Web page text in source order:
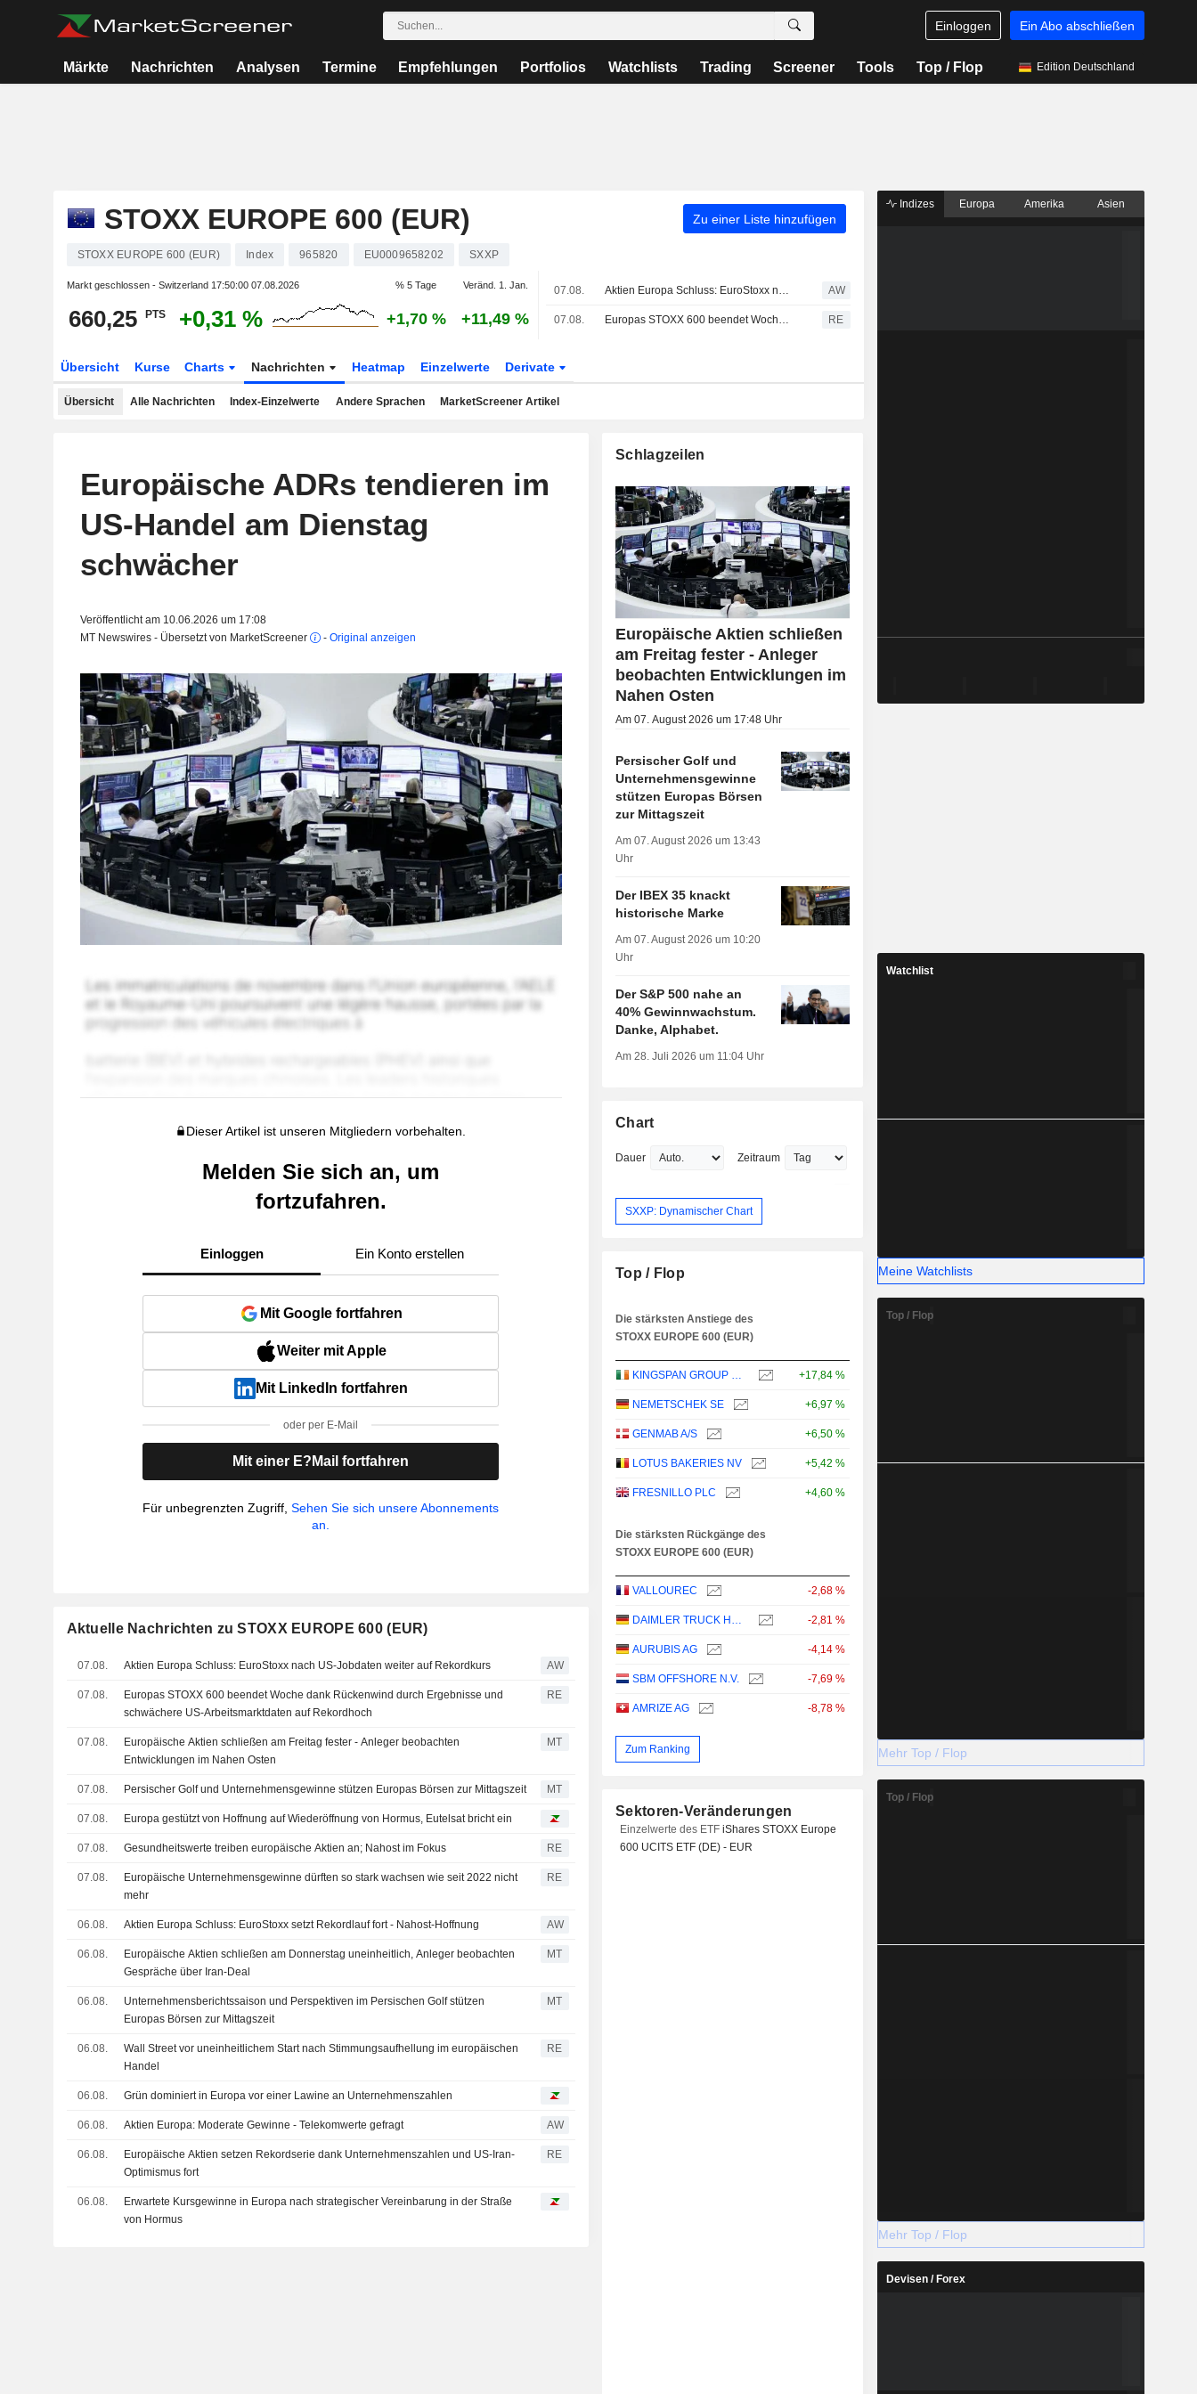
Einloggen Ein Abo abschließen
Märkte Nachrichten Analysen Termine Empfehlungen Portfolios Watchlists Trading Screener Tools Top / Flop Edition Deutschland
STOXX EUROPE 600 (EUR) Zu einer Liste hinzufügen
STOXX EUROPE 600 (EUR) Index 965820 EU0009658202 SXXP
Markt geschlossen - Switzerland 17:50:00 07.08.2026 % 5 Tage Veränd. 1. Jan.
660,25 PTS +0,31 % +1,70 % +11,49 %
07.08. Aktien Europa Schluss: EuroStoxx nach US-Jobdaten weiter auf Rekordkurs AW
07.08. Europas STOXX 600 beendet Woche dank Rückenwind durch Ergebnisse und schwächere US-Arbeitsmarktdaten auf Rekordhoch RE
Übersicht Kurse Charts Nachrichten Heatmap Einzelwerte Derivate
Übersicht Alle Nachrichten Index-Einzelwerte Andere Sprachen MarketScreener Artikel
Europäische ADRs tendieren im
US-Handel am Dienstag
schwächer
Veröffentlicht am 10.06.2026 um 17:08
MT Newswires - Übersetzt von MarketScreener
- Original anzeigen
Dieser Artikel ist unseren Mitgliedern vorbehalten.
Melden Sie sich an, um
fortzufahren.
Einloggen Ein Konto erstellen
Mit Google fortfahren
Weiter mit Apple
Mit LinkedIn fortfahren
oder per E-Mail
Mit einer E?Mail fortfahren
Für unbegrenzten Zugriff,Sehen Sie sich unsere Abonnements
an.
Aktuelle Nachrichten zu STOXX EUROPE 600 (EUR)
07.08. Aktien Europa Schluss: EuroStoxx nach US-Jobdaten weiter auf Rekordkurs AW
07.08.
Europas STOXX 600 beendet Woche dank Rückenwind durch Ergebnisse und
schwächere US-Arbeitsmarktdaten auf Rekordhoch
RE
07.08.
Europäische Aktien schließen am Freitag fester - Anleger beobachten
Entwicklungen im Nahen Osten
MT
07.08. Persischer Golf und Unternehmensgewinne stützen Europas Börsen zur Mittagszeit MT
07.08. Europa gestützt von Hoffnung auf Wiederöffnung von Hormus, Eutelsat bricht ein
07.08. Gesundheitswerte treiben europäische Aktien an; Nahost im Fokus RE
07.08.
Europäische Unternehmensgewinne dürften so stark wachsen wie seit 2022 nicht
mehr
RE
06.08. Aktien Europa Schluss: EuroStoxx setzt Rekordlauf fort - Nahost-Hoffnung AW
06.08.
Europäische Aktien schließen am Donnerstag uneinheitlich, Anleger beobachten
Gespräche über Iran-Deal
MT
06.08.
Unternehmensberichtssaison und Perspektiven im Persischen Golf stützen
Europas Börsen zur Mittagszeit
MT
06.08.
Wall Street vor uneinheitlichem Start nach Stimmungsaufhellung im europäischen
Handel
RE
06.08. Grün dominiert in Europa vor einer Lawine an Unternehmenszahlen
06.08. Aktien Europa: Moderate Gewinne - Telekomwerte gefragt AW
06.08.
Europäische Aktien setzen Rekordserie dank Unternehmenszahlen und US-Iran-
Optimismus fort
RE
06.08.
Erwartete Kursgewinne in Europa nach strategischer Vereinbarung in der Straße
von Hormus
Schlagzeilen
Europäische Aktien schließen
am Freitag fester - Anleger
beobachten Entwicklungen im
Nahen Osten
Am 07. August 2026 um 17:48 Uhr
Persischer Golf und
Unternehmensgewinne
stützen Europas Börsen
zur Mittagszeit
Am 07. August 2026 um 13:43
Uhr
Der IBEX 35 knackt
historische Marke
Am 07. August 2026 um 10:20
Uhr
Der S&P 500 nahe an
40% Gewinnwachstum.
Danke, Alphabet.
Am 28. Juli 2026 um 11:04 Uhr
Chart
Dauer Zeitraum
SXXP: Dynamischer Chart
Top / Flop
Die stärksten Anstiege des
STOXX EUROPE 600 (EUR)
KINGSPAN GROUP PLC +17,84 %
NEMETSCHEK SE +6,97 %
GENMAB A/S +6,50 %
LOTUS BAKERIES NV +5,42 %
FRESNILLO PLC +4,60 %
Die stärksten Rückgänge des
STOXX EUROPE 600 (EUR)
VALLOUREC -2,68 %
DAIMLER TRUCK HOLDING AG -2,81 %
AURUBIS AG -4,14 %
SBM OFFSHORE N.V. -7,69 %
AMRIZE AG -8,78 %
Zum Ranking
Sektoren-Veränderungen
Einzelwerte des ETFiShares STOXX Europe
600 UCITS ETF (DE) - EUR
Indizes Europa Amerika Asien
Watchlist
Meine Watchlists
Top / Flop
Mehr Top / Flop
Top / Flop
Mehr Top / Flop
Devisen / Forex